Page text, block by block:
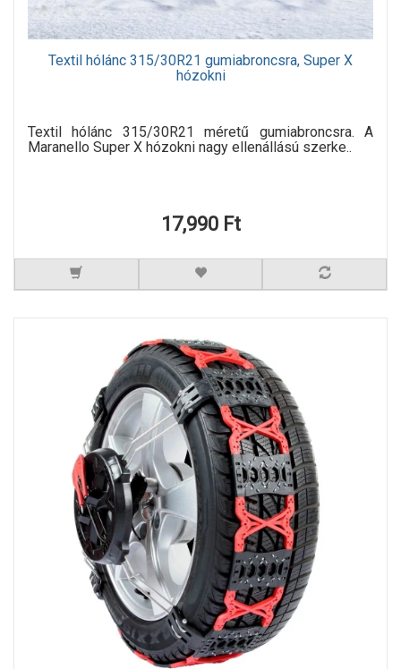
Textil hólánc 315/30R21 gumiabroncsra, Super X
hózokni
Textil hólánc 315/30R21 méretű gumiabroncsra. A
Maranello Super X hózokni nagy ellenállású szerke..
17,990 Ft